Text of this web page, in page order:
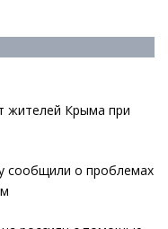
Крыма при
сообщили о проблемах